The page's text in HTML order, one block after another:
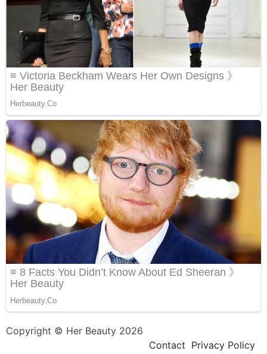
Copyright © Her Beauty 2026
Contact Privacy Policy